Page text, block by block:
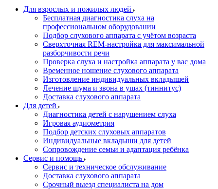
Для взрослых и пожилых людей
Бесплатная диагностика слуха на
профессиональном оборудовании
Подбор слухового аппарата с учётом возраста
Сверхточная REM-настройка для максимальной
разборчивости речи
Проверка слуха и настройка аппарата у вас дома
Временное ношение слухового аппарата
Изготовление индивидуальных вкладышей
Лечение шума и звона в ушах (тиннитус)
Доставка слухового аппарата
Для детей
Диагностика детей с нарушением слуха
Игровая аудиометрия
Подбор детских слуховых аппаратов
Индивидуальные вкладыши для детей
Сопровождение семьи и адаптация ребёнка
Сервис и помощь
Сервис и техническое обслуживание
Доставка слухового аппарата
Срочный выезд специалиста на дом